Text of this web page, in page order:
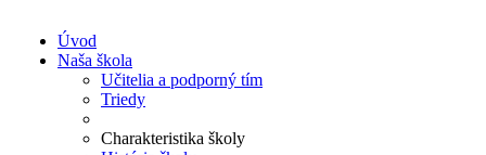
Úvod
Naša škola
Učitelia a podporný tím
Triedy
Charakteristika školy